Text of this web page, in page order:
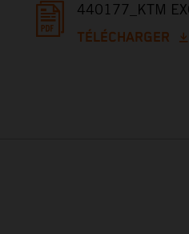
440177_KTM
TÉLÉCHARGER